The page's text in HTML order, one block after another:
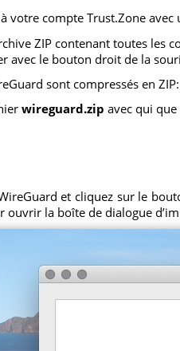
à votre compte Trust.Zone
ZIP contenant toutes les
avec le bouton droit de la
sont compressés en ZIP:
wireguard.zip avec qui
et cliquez sur le
ouvrir la boîte de dialogue